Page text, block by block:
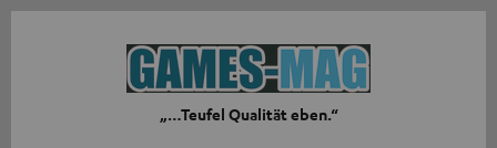
„…Teufel Qualität eben.“